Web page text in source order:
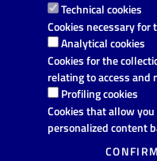
Technical cookies
Cookies necessary
Analytical cookies
Cookies for the
relating to access and
Profiling cookies
Cookies that allow
personalized content
Dichiarazione di
Note legali
Domande frequenti
Richiesta di assistenza
Segnalazione disservizio